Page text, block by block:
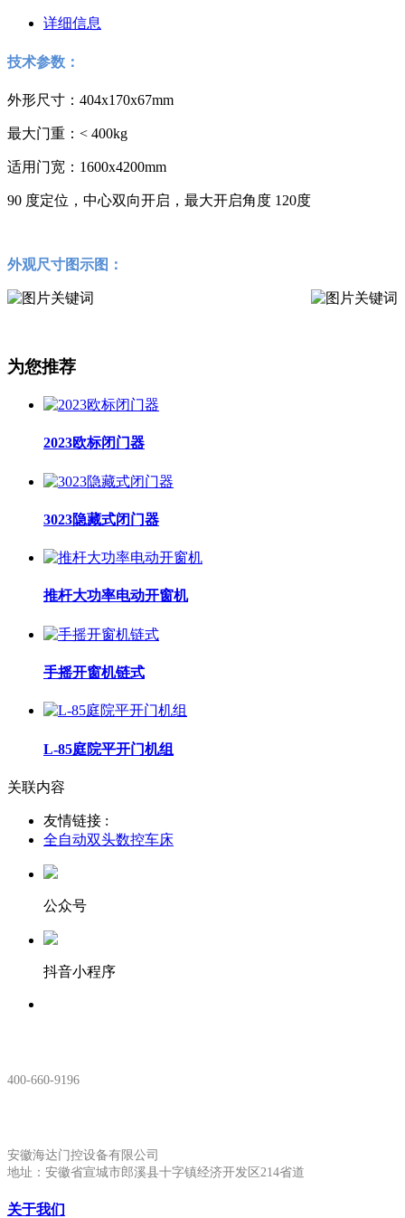
详细信息
技术参数：
外形尺寸：404x170x67mm
最大门重：< 400kg
适用门宽：1600x4200mm
90 度定位，中心双向开启，最大开启角度 120度
外观尺寸图示图：
为您推荐
2023欧标闭门器
3023隐藏式闭门器
推杆大功率电动开窗机
手摇开窗机链式
L-85庭院平开门机组
关联内容
友情链接 :
全自动双头数控车床
公众号
抖音小程序
400-660-9196
安徽海达门控设备有限公司
地址：安徽省宣城市郎溪县十字镇经济开发区214省道
关于我们